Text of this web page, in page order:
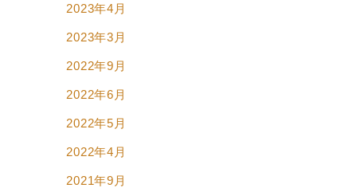
2023年4月
2023年3月
2022年9月
2022年6月
2022年5月
2022年4月
2021年9月